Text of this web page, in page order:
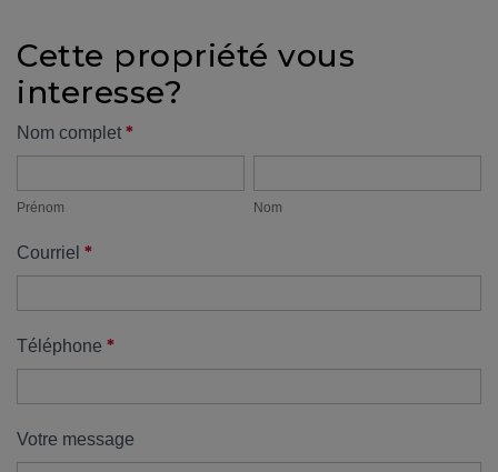
outils
pour
financement
propriétaire
UNE
DÉCISION
!
de
démarrage
:
Cette propriété vous
interesse?
Formulaire
Nom complet *
Prénom Nom
Courriel *
Téléphone *
Votre message